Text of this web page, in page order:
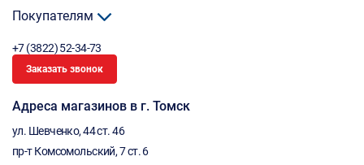
Покупателям
+7 (3822) 52-34-73
Заказать звонок
Адреса магазинов в г. Томск
ул. Шевченко, 44 ст. 46
пр-т Комсомольский, 7 ст. 6